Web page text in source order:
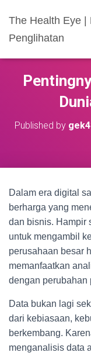
The Health Eye |
Penglihatan
Published by
Dalam era digital
berharga yang
dan bisnis. Hampir
untuk mengambil
perusahaan besar
memanfaatkan
dengan perubahan
Data bukan lagi
dari kebiasaan,
berkembang.
menganalisis data